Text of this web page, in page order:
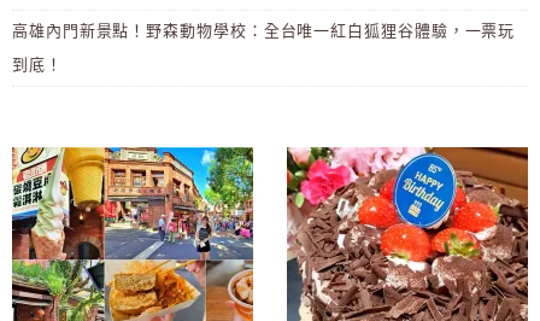
高雄內門新景點！野森動物學校：全台唯一紅白狐狸谷體驗，一票玩
到底！